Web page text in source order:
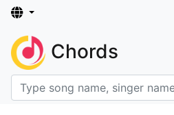
Chords